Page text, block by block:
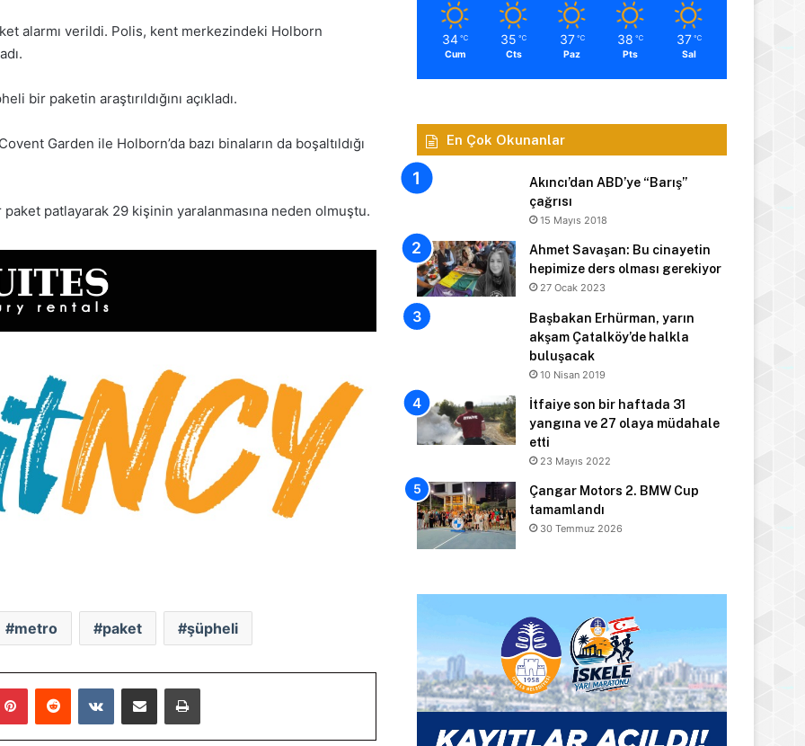
alarmı verildi. Polis, kent merkezindeki Holborn
bir paketin araştırıldığını açıkladı.
Garden ile Holborn’da bazı binaların da boşaltıldığı
patlayarak 29 kişinin yaralanmasına neden olmuştu.
metro paket şüpheli
PinterestReddit VKontakteE-Posta ile paylaş Yazdır
34 ℃
Cum
35 ℃
Cts
37 ℃
Paz
38 ℃
Pts
37 ℃
Sal
En Çok Okunanlar
Akıncı’dan ABD’ye “Barış”
çağrısı
15 Mayıs 2018
Ahmet Savaşan: Bu cinayetin
hepimize ders olması gerekiyor
27 Ocak 2023
Başbakan Erhürman, yarın
akşam Çatalköy’de halkla
buluşacak
10 Nisan 2019
İtfaiye son bir haftada 31
yangına ve 27 olaya müdahale
etti
23 Mayıs 2022
Çangar Motors 2. BMW Cup
tamamlandı
30 Temmuz 2026